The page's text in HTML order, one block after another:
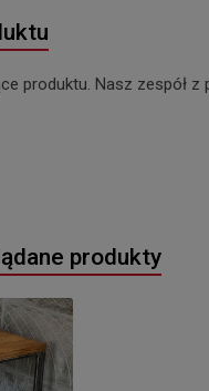
produktu. Nasz zespół
produkty